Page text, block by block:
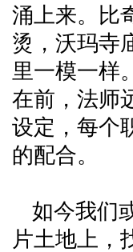
涌上来。比
烫，沃玛寺
里一模一样
在前，法师
设定，每个
的配合。
如今我们
片土地上，